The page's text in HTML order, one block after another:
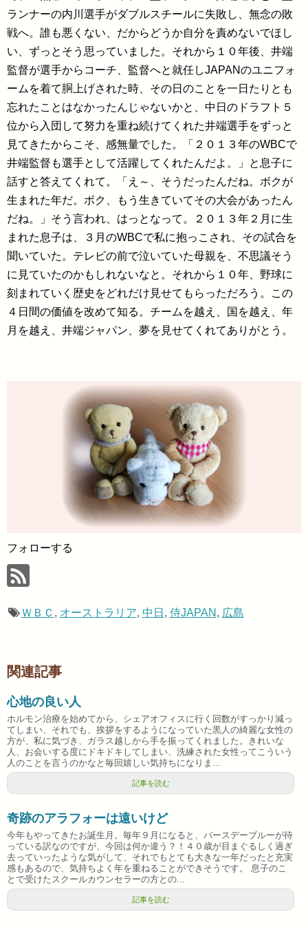
ランナーの内川選手がダブルスチールに失敗し、無念の敗
戦へ。誰も悪くない、だからどうか自分を責めないでほし
い、ずっとそう思っていました。それから１０年後、井端
監督が選手からコーチ、監督へと就任しJAPANのユニフォ
ームを着て胴上げされた時、その日のことを一日たりとも
忘れたことはなかったんじゃないかと、中日のドラフト５
位から入団して努力を重ね続けてくれた井端選手をずっと
見てきたからこそ、感無量でした。「２０１３年のWBCで
井端監督も選手として活躍してくれたんだよ。」と息子に
話すと答えてくれて。「え～、そうだったんだね。ボクが
生まれた年だ。ボク、もう生きていてその大会があったん
だね。」そう言われ、はっとなって。２０１３年２月に生
まれた息子は、３月のWBCで私に抱っこされ、その試合を
聞いていた。テレビの前で泣いていた母親を、不思議そう
に見ていたのかもしれないなと。それから１０年、野球に
刻まれていく歴史をどれだけ見せてもらっただろう。この
４日間の価値を改めて知る。チームを越え、国を越え、年
月を越え、井端ジャパン、夢を見せてくれてありがとう。
フォローする
ＷＢＣ , オーストラリア, 中日 , 侍JAPAN , 広島
関連記事
心地の良い人
ホルモン治療を始めてから、シェアオフィスに行く回数がすっかり減っ
てしまい、それでも、挨拶をするようになっていた黒人の綺麗な女性の
方が、私に気づき、ガラス越しから手を振ってくれました。きれいな
人、お会いする度にドキドキしてしまい、洗練された女性ってこういう
人のことを言うのかなと毎回嬉しい気持ちになりま...
記事を読む
奇跡のアラフォーは遠いけど
今年もやってきたお誕生月。毎年９月になると、バースデーブルーが待
っている訳なのですが、今回は何か違う？！４０歳が目まぐるしく過ぎ
去っていったような気がして、それでもとても大きな一年だったと充実
感もあるので、気持ちよく年を重ねることができそうです。 息子のこ
とで受けたスクールカウンセラーの方との...
記事を読む